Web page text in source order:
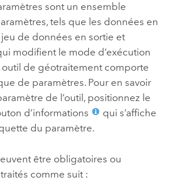
sont un ensemble
tels que les données en
de données en sortie et
modifient le mode d’exécution
outil de géotraitement comporte
de paramètres. Pour en savoir
de l’outil, positionnez le
d’informations
qui s’affiche
du paramètre.
être obligatoires ou
comme suit :